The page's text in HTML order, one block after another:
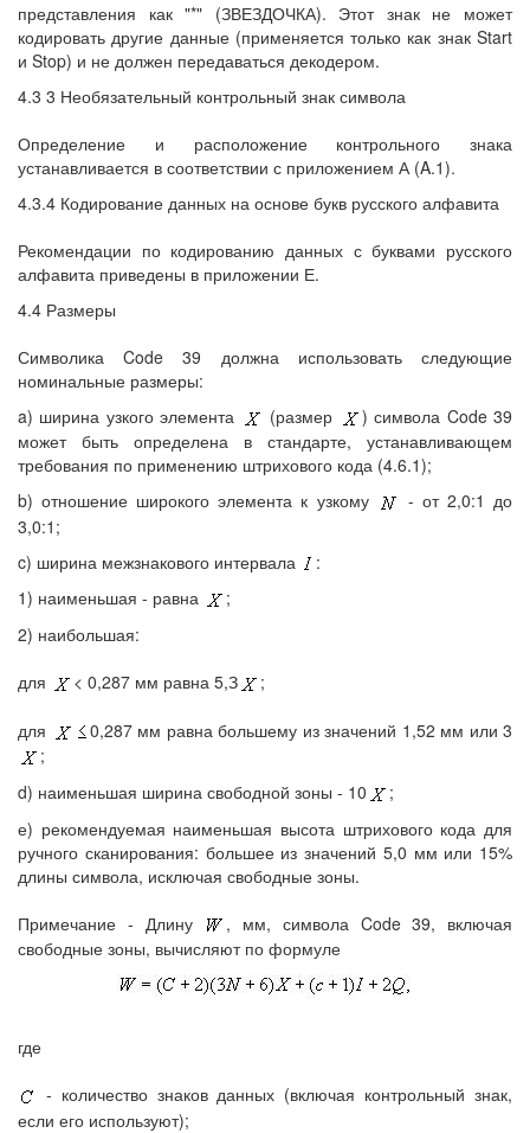
представления как "*" (ЗВЕЗДОЧКА). Этот знак не может
кодировать другие данные (применяется только как знак Start
и Stop) и не должен передаваться декодером.
4.3 3 Необязательный контрольный знак символа
Определение и расположение контрольного знака
устанавливается в соответствии с приложением А (A.1).
4.3.4 Кодирование данных на основе букв русского алфавита
Рекомендации по кодированию данных с буквами русского
алфавита приведены в приложении Е.
4.4 Размеры
Символика Code 39 должна использовать следующие
номинальные размеры:
a) ширина узкого элемента
(размер
) символа Code 39
может быть определена в стандарте, устанавливающем
требования по применению штрихового кода (4.6.1);
b) отношение широкого элемента к узкому
- от 2,0:1 до
3,0:1;
c) ширина межзнакового интервала
:
1) наименьшая - равна
;
2) наибольшая:
для
< 0,287 мм равна 5,З ;
для
0,287 мм равна большему из значений 1,52 мм или 3
;
d) наименьшая ширина свободной зоны - 10
;
е) рекомендуемая наименьшая высота штрихового кода для
ручного сканирования: большее из значений 5,0 мм или 15%
длины символа, исключая свободные зоны.
Примечание - Длину
, мм, символа Code 39, включая
свободные зоны, вычисляют по формуле
где
- количество знаков данных (включая контрольный знак,
если его используют);